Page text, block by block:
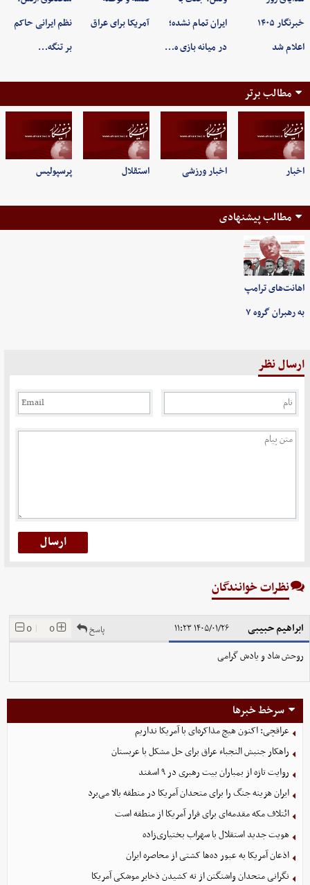
خبرنگار ۱۴۰۵
اعلام شد
ایران تمام نشده؛
در میانه بازی ه…
آمریکا برای عراق
نظم ایرانی حاکم
بر تنگه…
مطالب برتر
اخبار اخبار ورزشی استقلال پرسپولیس
مطالب پیشنهادی
اهانت‌های ترامپ
به رهبران گروه ۷
ارسال نظر
نظرات خوانندگان
ابراهیم حبیبی ۱۴۰۵/۰۱/۲۶ ۱۱:۲۳ 0
|
0 پاسخ
روحش شاد و یادش گرامی
سرخط خبرها
عراقچی: اکنون هیچ مذاکره‌ای با آمریکا نداریم
راهکار جنبش النجباء عراق برای حل مشکل با عربستان
روایت تازه از بمباران بیت رهبری در ۹ اسفند
ایران هزینه جنگ را برای متحدان آمریکا در منطقه بالا می‌برد
ائتلاف مکه مقدمه‌ای برای فرار آمریکا از منطقه است
هویت جدید استقلال با سهراب بختیاری‌زاده
اذعان آمریکا به عبور ده‌ها کشتی از محاصره ایران
نگرانی متحدان واشنگتن از ته کشیدن ذخایر موشکی آمریکا